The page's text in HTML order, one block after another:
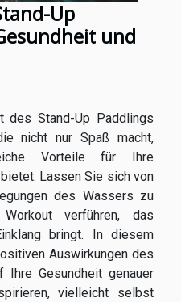
Up
und
des Stand-Up Paddlings
nicht nur Spaß macht,
Vorteile für Ihre
Lassen Sie sich von
des Wassers zu
verführen, das
bringt. In diesem
Auswirkungen des
Ihre Gesundheit genauer
vielleicht selbst